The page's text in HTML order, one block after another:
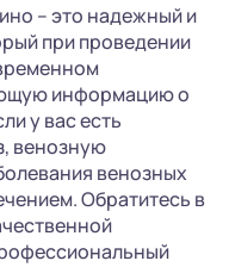
– это надежный и
при проведении
информацию о
у вас есть
венозную
венозных
Обратитесь в